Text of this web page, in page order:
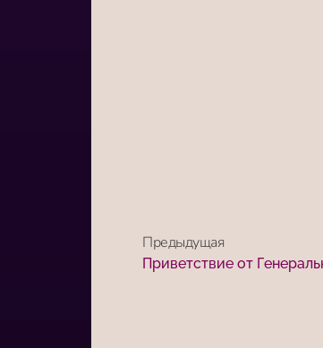
Предыдущая
Приветствие от